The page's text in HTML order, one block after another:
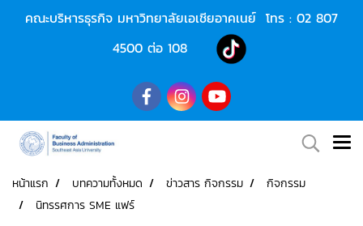
คณะบริหารธุรกิจ มหาวิทยาลัยเอเชียอาคเนย์ โทร : 02 807
4500ต่อ 108
หน้าแรก บทความทั้งหมด ข่าวสาร กิจกรรม
กิจกรรม
นิทรรศการ SME แฟร์